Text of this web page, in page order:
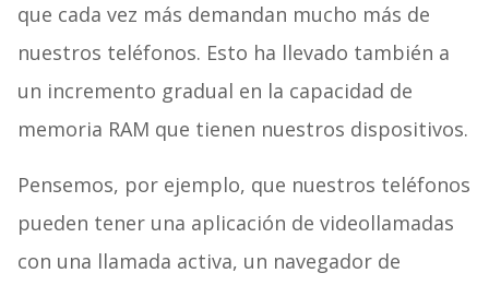
que cada vez más demandan mucho más de
nuestros teléfonos. Esto ha llevado también a
un incremento gradual en la capacidad de
memoria RAM que tienen nuestros dispositivos.
Pensemos, por ejemplo, que nuestros teléfonos
pueden tener una aplicación de videollamadas
con una llamada activa, un navegador de